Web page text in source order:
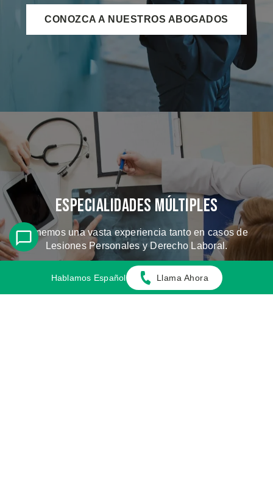
CONOZCA A NUESTROS ABOGADOS
Especialidades Múltiples
Tenemos una vasta experiencia tanto en casos de
Lesiones Personales y Derecho Laboral.
CONOZCA LOS CASOS QUE
MANEJAMOS
Hablamos Español Llama Ahora